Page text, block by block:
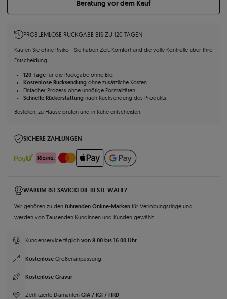
Beratung vor dem Kauf
PROBLEMLOSE RÜCKGABE BIS ZU 120 TAGEN
Kaufen Sie ohne Risiko - Sie haben Zeit, Komfort und die volle Kontrolle über Ihre
Entscheidung.
120 Tagefür die Rückgabe ohne Eile.
Kostenlose Rücksendungohne zusätzliche Kosten.
Einfacher Prozess ohne unnötige Formalitäten.
Schnelle Rückerstattungnach Rücksendung des Produkts.
Bestellen, zu Hause prüfen und in Ruhe entscheiden.
SICHERE ZAHLUNGEN
WARUM IST SAVICKI DIE BESTE WAHL?
Wir gehören zu den führenden Online-Marken für Verlobungsringe und
werden von Tausenden Kundinnen und Kunden gewählt.
Kundenservice täglich von 8:00 bis 16:00 Uhr
Kostenlose Größenanpassung
Kostenlose Gravur
Zertifizierte Diamanten GIA / IGI / HRD